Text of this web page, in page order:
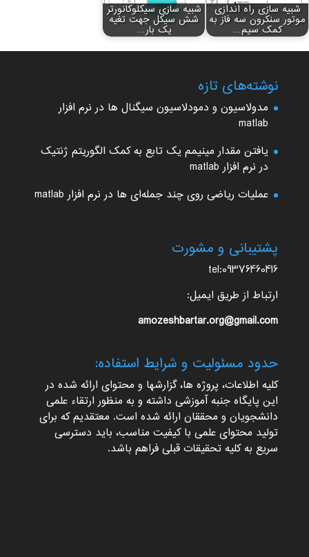
شبیه سازی راه اندازی
موتور سنکرون سه فاز به
کمک سیم…
شبیه سازی سیکلوکانورتر
شش سیکل جهت تغیه
یک بار…
نوشته‌های تازه
مدولاسیون و دمودلاسیون سیگنال ها در نرم افزار
matlab
یافتن مقدار مینیمم یک تابع به کمک الگوریتم ژنتیک
در نرم افزار matlab
عملیات ریاضی روی چند جمله‌ای ها در نرم افزار matlab
پشتیبانی و مشورت
tel:09376460416
ارتباط از طریق ایمیل:
amozeshbartar.org@gmail.com
حدود مسئولیت و شرایط استفاده:
کلیه اطلاعات، پروژه ها، گزارشها و محتوای ارائه شده در
این پایگاه جنبه آموزشی داشته و به منظور ارتقاء علمی
دانشجویان و محققان ارائه شده است. معتقدیم که برای
تولید محتوای علمی با کیفیت مناسب، باید دسترسی
سریع به کلیه تحقیقات قبلی فراهم باشد.